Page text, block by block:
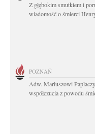
Z głębokim smutkiem i
wiadomość o śmierci
POZNAŃ
Adw. Mariuszowi
współczucia z powodu